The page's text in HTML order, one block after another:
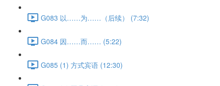
G083 以……为……（后续） (7:32)
G084 因……而…… (5:22)
G085 (1) 方式宾语 (12:30)